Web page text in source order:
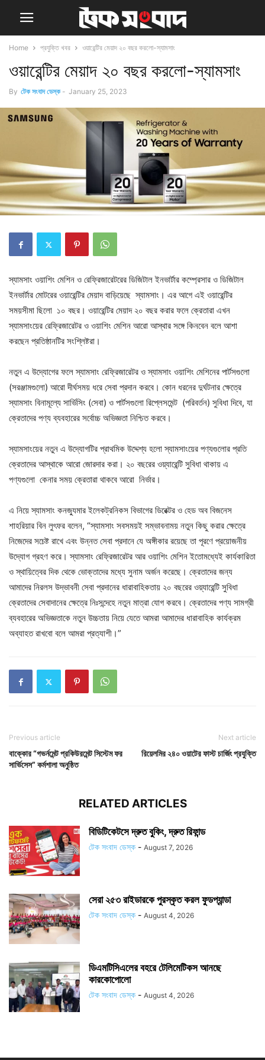
Home প্রযুক্তি খবর ওয়ারেন্টির মেয়াদ ২০ বছর করলো-স্যামসাং
ওয়ারেন্টির মেয়াদ ২০ বছর করলো-স্যামসাং
By টেক সংবাদ ডেস্ক - January 25, 2023
স্যামসাং ওয়াশিং মেশিন ও রেফ্রিজারেটরের ডিজিটাল ইনভার্টার কম্প্রেসার ও ডিজিটাল
ইনভার্টার মোটরের ওয়ারেন্টির মেয়াদ বাড়িয়েছে স্যামসাং। এর আগে এই ওয়ারেন্টির
সময়সীমা ছিলো ১০ বছর। ওয়ারেন্টির মেয়াদ ২০ বছর করার ফলে ক্রেতারা এখন
স্যামসাংয়ের রেফ্রিজারেটর ও ওয়াশিং মেশিন আরো আস্থার সঙ্গে কিনবেন বলে আশা
করছেন প্রতিষ্ঠানটির সংশ্লিষ্টরা।
নতুন এ উদ্যোগের ফলে স্যামসাং রেফ্রিজারেটর ও স্যামসাং ওয়াশিং মেশিনের পার্টসগুলো
(সরঞ্জামগুলো) আরো দীর্ঘসময় ধরে সেবা প্রদান করবে। কোন ধরনের দুর্ঘটনার ক্ষেত্রে
স্যামসাং বিনামূল্যে সার্ভিসিং (সেবা) ও পার্টসগুলো রিপ্লেসমেন্ট (পরিবর্তন) সুবিধা দিবে, যা
ক্রেতাদের পণ্য ব্যবহারের সর্বোচ্চ অভিজ্ঞতা নিশ্চিত করবে।
স্যামসাংয়ের নতুন এ উদ্যোগটির প্রাথমিক উদ্দেশ্য হলো স্যামসাংয়ের পণ্যগুলোর প্রতি
ক্রেতাদের আস্থাকে আরো জোরদার করা। ২০ বছরের ওয়্যারেন্টি সুবিধা থাকায় এ
পণ্যগুলো কেনার সময় ক্রেতারা থাকবে আরো নির্ভার।
এ নিয়ে স্যামসাং কনজ্যুমার ইলেকট্রনিকস বিভাগের ডিরেক্টর ও হেড অব বিজনেস
শাহরিয়ার বিন লুৎফর বলেন, “স্যামসাং সবসময়ই সম্ভাবনাময় নতুন কিছু করার ক্ষেত্রে
নিজেদের সচেষ্ট রাখে এবং উন্নত সেবা প্রদানে যে অঙ্গীকার রয়েছে তা পূরণে প্রয়োজনীয়
উদ্যোগ গ্রহণ করে। স্যামসাং রেফ্রিজারেটর আর ওয়াশিং মেশিন ইতোমধ্যেই কার্যকারিতা
ও স্থায়িত্বের দিক থেকে ভোক্তাদের মধ্যে সুনাম অর্জন করেছে। ক্রেতাদের জন্য
আমাদের নিরলস উদ্ভাবনী সেবা প্রদানের ধারাবাহিকতায় ২০ বছরের ওয়্যারেন্টি সুবিধা
ক্রেতাদের সেবাদানের ক্ষেত্রে নিঃসন্দেহে নতুন মাত্রা যোগ করবে। ক্রেতাদের পণ্য সামগ্রী
ব্যবহারের অভিজ্ঞতাকে নতুন উচ্চতায় নিয়ে যেতে আমরা আমাদের ধারাবাহিক কার্যক্রম
অব্যাহত রাখবো বলে আমরা প্রত্যাশী।”
Previous article
বাক্কোর “গভর্নমেন্ট প্রকিউরমেন্ট সিস্টেম ফর
সার্ভিসেস” কর্মশালা অনুষ্ঠিত
Next article
রিয়েলমির ২৪০ ওয়াটের ফাস্ট চার্জিং প্রযুক্তি
RELATED ARTICLES
বিডিটিকেটসে দ্রুত বুকিং, দ্রুত রিফান্ড
টেক সংবাদ ডেস্ক - August 7, 2026
সেরা ২৫৩ রাইডারকে পুরস্কৃত করল ফুডপ্যান্ডা
টেক সংবাদ ডেস্ক - August 4, 2026
ডিএমটিসিএলের বহরে টেলিমেটিকস আনছে
কারকোপোলো
টেক সংবাদ ডেস্ক - August 4, 2026